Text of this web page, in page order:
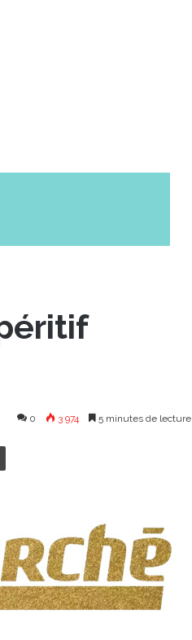
0 3 974 5 minutes de lecture